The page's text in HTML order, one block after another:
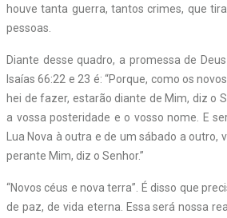
houve tanta guerra, tantos crimes, que
pessoas.
Diante desse quadro, a promessa de
Isaías 66:22 e 23 é: “Porque, como os
hei de fazer, estarão diante de Mim, diz o
a vossa posteridade e o vosso nome. E
Lua Nova à outra e de um sábado a outro,
perante Mim, diz o Senhor.”
“Novos céus e nova terra”. É disso que
de paz, de vida eterna. Essa será nossa